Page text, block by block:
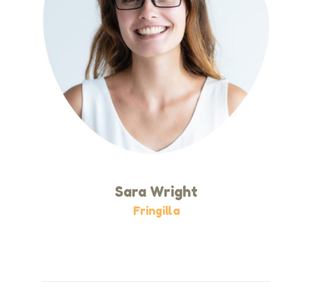
Sara Wright
Fringilla